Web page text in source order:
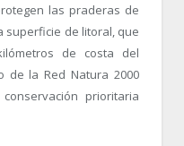
las praderas de
superficie de litoral, que
de costa del
de la Red Natura 2000
prioritaria